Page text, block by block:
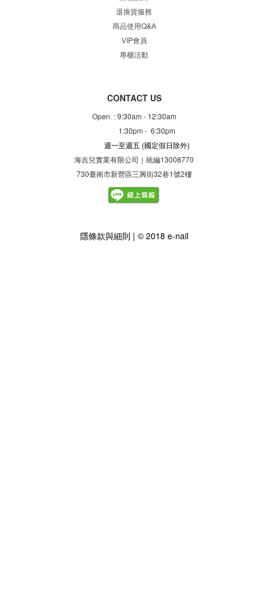
退換貨服務
商品使用Q&A
VIP會員
專櫃活動
CONTACT US
Open : 9:30am - 12:30am
1:30pm - 6:30pm
週一至週五 (國定假日除外)
海吉兒實業有限公司｜統編13008770
730臺南市新營區三興街32巷1號2樓
隱條款與細則 | © 2018 e-nail